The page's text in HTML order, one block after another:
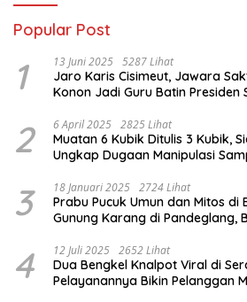
Popular Post
1 13 Juni 2025 5287 Lihat
Jaro Karis Cisimeut, Jawara
Konon Jadi Guru Batin Presiden
2 6 April 2025 2825 Lihat
Muatan 6 Kubik Ditulis 3 Kubik,
Ungkap Dugaan Manipulasi
3 18 Januari 2025 2724 Lihat
Prabu Pucuk Umun dan Mitos di
Gunung Karang di Pandeglang,
4 12 Juli 2025 2652 Lihat
Dua Bengkel Knalpot Viral di
Pelayanannya Bikin Pelanggan